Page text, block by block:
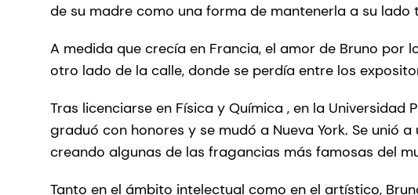
de su madre como una forma de mantenerla a su lado
A medida que crecía en Francia, el amor de Bruno por
otro lado de la calle, donde se perdía entre los
Tras licenciarse en Física y Química , en la Universidad
graduó con honores y se mudó a Nueva York. Se unió
creando algunas de las fragancias más famosas del
Tanto en el ámbito intelectual como en el artístico,